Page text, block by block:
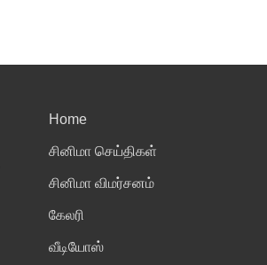
Home
சினிமா செய்திகள்
சினிமா விமர்சனம்
கேலரி
வீடியோஸ்